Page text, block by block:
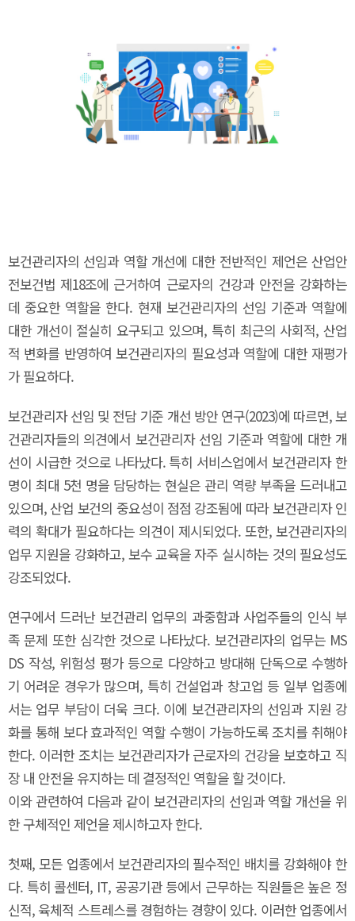
보건관리자의 선임과 역할 개선에 대한 전반적인 제언은 산업안
전보건법 제18조에 근거하여 근로자의 건강과 안전을 강화하는
데 중요한 역할을 한다. 현재 보건관리자의 선임 기준과 역할에
대한 개선이 절실히 요구되고 있으며, 특히 최근의 사회적, 산업
적 변화를 반영하여 보건관리자의 필요성과 역할에 대한 재평가
가 필요하다.
보건관리자 선임 및 전담 기준 개선 방안 연구(2023)에 따르면, 보
건관리자들의 의견에서 보건관리자 선임 기준과 역할에 대한 개
선이 시급한 것으로 나타났다. 특히 서비스업에서 보건관리자 한
명이 최대 5천 명을 담당하는 현실은 관리 역량 부족을 드러내고
있으며, 산업 보건의 중요성이 점점 강조됨에 따라 보건관리자 인
력의 확대가 필요하다는 의견이 제시되었다. 또한, 보건관리자의
업무 지원을 강화하고, 보수 교육을 자주 실시하는 것의 필요성도
강조되었다.
연구에서 드러난 보건관리 업무의 과중함과 사업주들의 인식 부
족 문제 또한 심각한 것으로 나타났다. 보건관리자의 업무는 MS
DS 작성, 위험성 평가 등으로 다양하고 방대해 단독으로 수행하
기 어려운 경우가 많으며, 특히 건설업과 창고업 등 일부 업종에
서는 업무 부담이 더욱 크다. 이에 보건관리자의 선임과 지원 강
화를 통해 보다 효과적인 역할 수행이 가능하도록 조치를 취해야
한다. 이러한 조치는 보건관리자가 근로자의 건강을 보호하고 직
장 내 안전을 유지하는 데 결정적인 역할을 할 것이다.
이와 관련하여 다음과 같이 보건관리자의 선임과 역할 개선을 위
한 구체적인 제언을 제시하고자 한다.
첫째, 모든 업종에서 보건관리자의 필수적인 배치를 강화해야 한
다. 특히 콜센터, IT, 공공기관 등에서 근무하는 직원들은 높은 정
신적, 육체적 스트레스를 경험하는 경향이 있다. 이러한 업종에서